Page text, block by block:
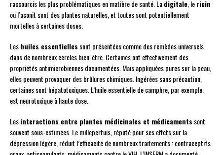
raccourcis les plus problématiques en matière de santé. Ladigitale , lericin
ou l’aconit sont des plantes naturelles, et toutes sont potentiellement
mortelles à certaines doses.
Leshuiles essentielles sont présentées comme des remèdes universels
dans de nombreux cercles bien-être. Certaines ont effectivement des
propriétés antimicrobiennes documentées. Mais appliquées pures sur la peau,
elles peuvent provoquer des brûlures chimiques. Ingérées sans précaution,
certaines sont hépatotoxiques. L’huile essentielle de camphre, par exemple,
est neurotoxique à haute dose.
Lesinteractions entre plantes médicinales et médicaments sont
souvent sous-estimées. Le millepertuis, réputé pour ses effets sur la
dépression légère, réduit l’efficacité de nombreux traitements : contraceptifs